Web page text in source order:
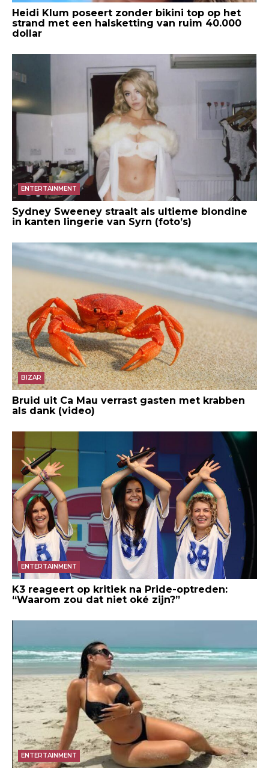
Heidi Klum poseert zonder bikini top op het
strand met een halsketting van ruim 40.000
dollar
ENTERTAINMENT
Sydney Sweeney straalt als ultieme blondine
in kanten lingerie van Syrn (foto’s)
BIZAR
Bruid uit Ca Mau verrast gasten met krabben
als dank (video)
ENTERTAINMENT
K3 reageert op kritiek na Pride-optreden:
“Waarom zou dat niet oké zijn?”
ENTERTAINMENT